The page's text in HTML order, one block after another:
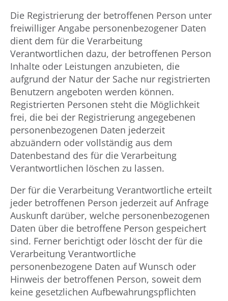
Die Registrierung der betroffenen Person unter
freiwilliger Angabe personenbezogener Daten
dient dem für die Verarbeitung
Verantwortlichen dazu, der betroffenen Person
Inhalte oder Leistungen anzubieten, die
aufgrund der Natur der Sache nur registrierten
Benutzern angeboten werden können.
Registrierten Personen steht die Möglichkeit
frei, die bei der Registrierung angegebenen
personenbezogenen Daten jederzeit
abzuändern oder vollständig aus dem
Datenbestand des für die Verarbeitung
Verantwortlichen löschen zu lassen.
Der für die Verarbeitung Verantwortliche erteilt
jeder betroffenen Person jederzeit auf Anfrage
Auskunft darüber, welche personenbezogenen
Daten über die betroffene Person gespeichert
sind. Ferner berichtigt oder löscht der für die
Verarbeitung Verantwortliche
personenbezogene Daten auf Wunsch oder
Hinweis der betroffenen Person, soweit dem
keine gesetzlichen Aufbewahrungspflichten